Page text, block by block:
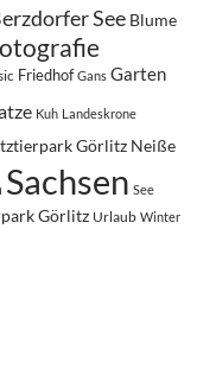
See Blume
Friedhof Gans Garten
Kuh Landeskrone
Görlitz Neiße
Sachsen See
Görlitz Urlaub Winter